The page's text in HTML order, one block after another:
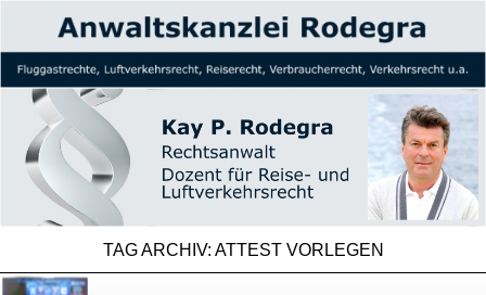
TAG ARCHIV: ATTEST VORLEGEN